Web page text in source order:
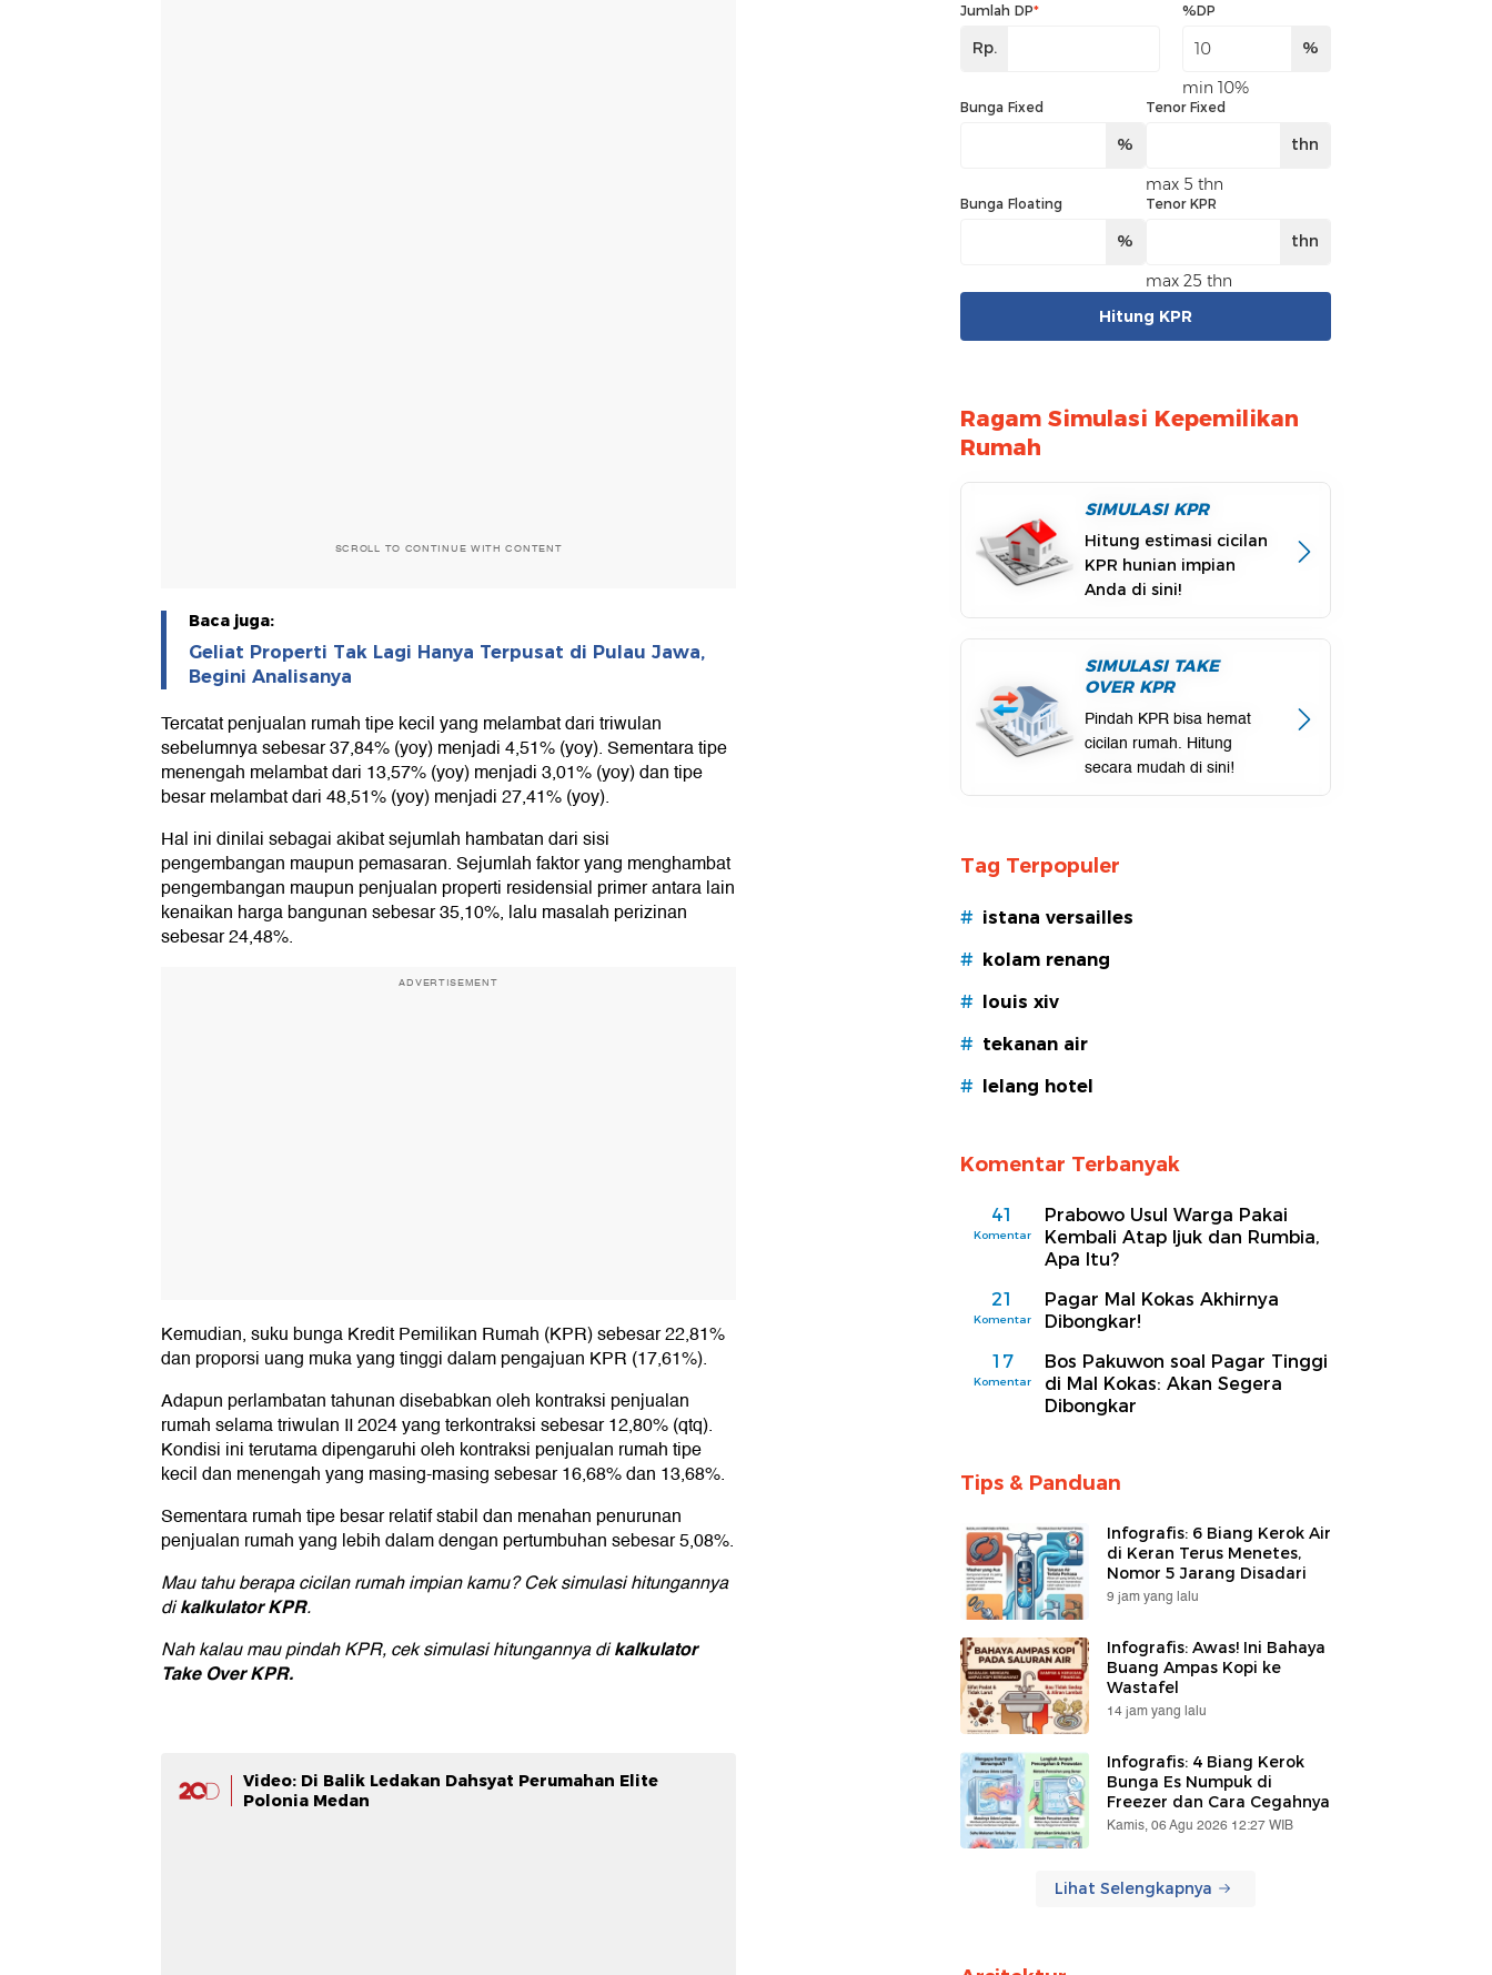
SCROLL TO CONTINUE WITH CONTENT
Baca juga:
Geliat Properti Tak Lagi Hanya Terpusat di Pulau Jawa,
Begini Analisanya
Tercatat penjualan rumah tipe kecil yang melambat dari triwulan
sebelumnya sebesar 37,84% (yoy) menjadi 4,51% (yoy). Sementara tipe
menengah melambat dari 13,57% (yoy) menjadi 3,01% (yoy) dan tipe
besar melambat dari 48,51% (yoy) menjadi 27,41% (yoy).
Hal ini dinilai sebagai akibat sejumlah hambatan dari sisi
pengembangan maupun pemasaran. Sejumlah faktor yang menghambat
pengembangan maupun penjualan properti residensial primer antara lain
kenaikan harga bangunan sebesar 35,10%, lalu masalah perizinan
sebesar 24,48%.
ADVERTISEMENT
Kemudian, suku bunga Kredit Pemilikan Rumah (KPR) sebesar 22,81%
dan proporsi uang muka yang tinggi dalam pengajuan KPR (17,61%).
Adapun perlambatan tahunan disebabkan oleh kontraksi penjualan
rumah selama triwulan II 2024 yang terkontraksi sebesar 12,80% (qtq).
Kondisi ini terutama dipengaruhi oleh kontraksi penjualan rumah tipe
kecil dan menengah yang masing-masing sebesar 16,68% dan 13,68%.
Sementara rumah tipe besar relatif stabil dan menahan penurunan
penjualan rumah yang lebih dalam dengan pertumbuhan sebesar 5,08%.
Mau tahu berapa cicilan rumah impian kamu? Cek simulasi hitungannya
dikalkulator KPR.
Nah kalau mau pindah KPR, cek simulasi hitungannya dikalkulator
Take Over KPR.
Video: Di Balik Ledakan Dahsyat Perumahan Elite
Polonia Medan
Jumlah DP*
Rp.
%DP
%
min 10%
Bunga Fixed
%
Tenor Fixed
thn
max 5 thn
Bunga Floating
%
Tenor KPR
thn
max 25 thn
Hitung KPR
Ragam Simulasi Kepemilikan
Rumah
SIMULASI KPR
Hitung estimasi cicilan
KPR hunian impian
Anda di sini!
SIMULASI TAKE
OVER KPR
Pindah KPR bisa hemat
cicilan rumah. Hitung
secara mudah di sini!
Tag Terpopuler
# istana versailles
# kolam renang
# louis xiv
# tekanan air
# lelang hotel
Komentar Terbanyak
41
Komentar
Prabowo Usul Warga Pakai
Kembali Atap Ijuk dan Rumbia,
Apa Itu?
21
Komentar
Pagar Mal Kokas Akhirnya
Dibongkar!
17
Komentar
Bos Pakuwon soal Pagar Tinggi
di Mal Kokas: Akan Segera
Dibongkar
Tips & Panduan
Infografis: 6 Biang Kerok Air
di Keran Terus Menetes,
Nomor 5 Jarang Disadari
9 jam yang lalu
Infografis: Awas! Ini Bahaya
Buang Ampas Kopi ke
Wastafel
14 jam yang lalu
Infografis: 4 Biang Kerok
Bunga Es Numpuk di
Freezer dan Cara Cegahnya
Kamis, 06 Agu 2026 12:27 WIB
Lihat Selengkapnya